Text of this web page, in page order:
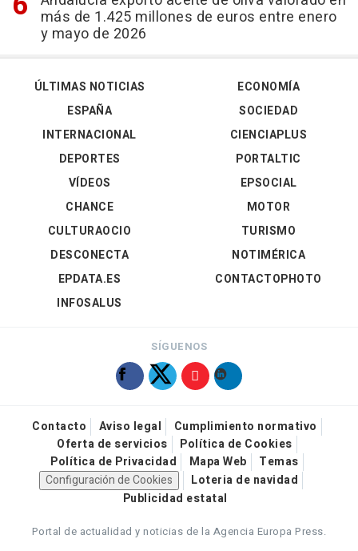
más de 1.425 millones de euros entre enero
y mayo de 2026
ÚLTIMAS NOTICIAS
ESPAÑA
INTERNACIONAL
DEPORTES
VÍDEOS
ECONOMÍA
SOCIEDAD
CIENCIAPLUS
PORTALTIC
EPSOCIAL
CHANCE
CULTURAOCIO
DESCONECTA
EPDATA.ES
INFOSALUS
MOTOR
TURISMO
NOTIMÉRICA
CONTACTOPHOTO
SÍGUENOS
Contacto Aviso legal
Cumplimiento normativo
Oferta de servicios
Política de Cookies
Política de Privacidad
Mapa Web
Temas
Configuración de Cookies
Loteria de navidad
Publicidad estatal
Portal de actualidad y noticias de la Agencia Europa Press.